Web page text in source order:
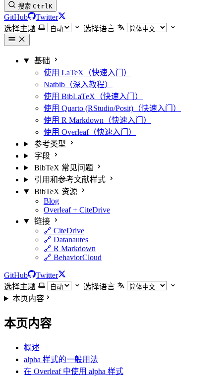
搜索 CtrlK
GitHub
Twitter
选择主题
选择语言
基础
使用 LaTeX（快速入门）
Natbib（深入教程）
使用 BibLaTeX（快速入门）
使用 Quarto (RStudio/Posit)（快速入门）
使用 R Markdown（快速入门）
使用 Overleaf（快速入门）
参考类型
字段
BibTeX 常见问题
引用和参考文献样式
BibTeX 资源
Blog
Overleaf + CiteDrive
链接
🔗 CiteDrive
🔗 Datanautes
🔗 R Markdown
🔗 BehaviorCloud
GitHub
Twitter
选择主题
选择语言
本页内容
本页内容
概述
alpha 样式的一般用法
在 Overleaf 中使用 alpha 样式